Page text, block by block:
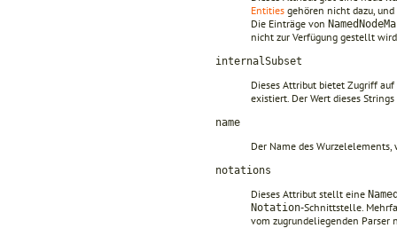
Entities gehören nicht dazu,
Die Einträge von
nicht zur Verfügung gestellt
internalSubset
Dieses Attribut bietet Zugriff
existiert. Der Wert dieses
name
Der Name des
notations
Dieses Attribut stellt eine
Notation-Schnittstelle.
vom zugrundeliegenden